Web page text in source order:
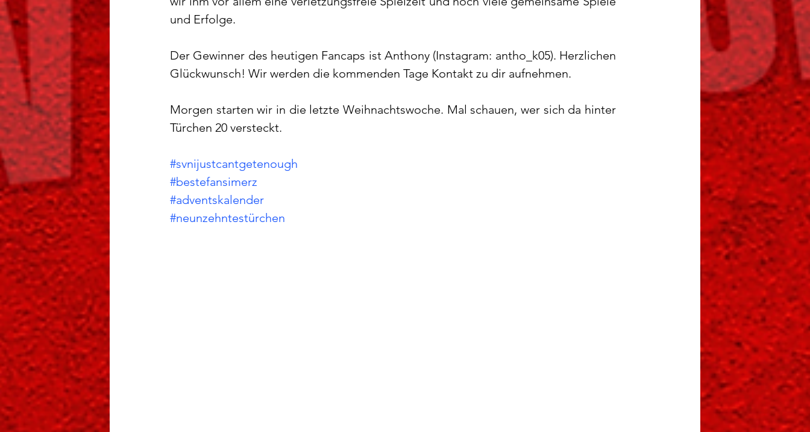
und Erfolge.
Der Gewinner des heutigen Fancaps ist Anthony (Instagram: antho_k05). Herzlichen
Glückwunsch! Wir werden die kommenden Tage Kontakt zu dir aufnehmen.
Morgen starten wir in die letzte Weihnachtswoche. Mal schauen, wer sich da hinter
Türchen 20 versteckt.
#svnijustcantgetenough
#bestefansimerz
#adventskalender
#neunzehntestürchen